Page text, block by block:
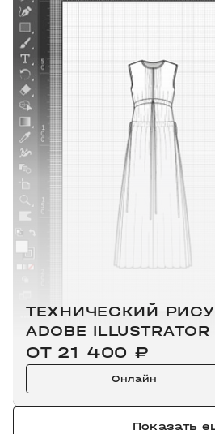
ТЕХНИЧЕСКИЙ
ADOBE ILLUSTRATOR
ОТ 21 400 ₽
Онлайн
Показать